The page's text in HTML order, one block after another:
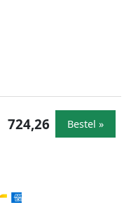
724,26 Bestel »